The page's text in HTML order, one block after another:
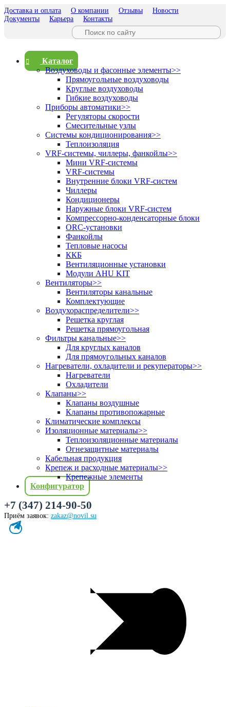
Доставка и оплата О компании Отзывы
Новости
Документы
Карьера Контакты
Каталог
Воздуховоды и фасонные элементы>>
Прямоугольные воздуховоды
Круглые воздуховоды
Гибкие воздуховоды
Приборы автоматики>>
Регуляторы скорости
Смесительные узлы
Системы кондиционирования>>
Теплоизоляция
VRF-системы, чиллеры, фанкойлы>>
Мини VRF-системы
VRF-системы
Внутренние блоки VRF-систем
Чиллеры
Кондиционеры
Наружные блоки VRF-систем
Компрессорно-конденсаторные блоки
ORC-установки
Фанкойлы
Тепловые насосы
ККБ
Вентиляционные установки
Модули AHU KIT
Вентиляторы>>
Вентиляторы канальные
Комплектующие
Воздухораспределители>>
Решетка круглая
Решетка прямоугольная
Фильтры канальные>>
Для круглых каналов
Для прямоугольных каналов
Нагреватели, охладители и рекуператоры>>
Нагреватели
Охладители
Клапаны>>
Клапаны воздушные
Клапаны противопожарные
Климатические комплексы
Изоляционные материалы>>
Теплоизоляционные материалы
Огнезащитные материалы
Кабельная продукция
Крепеж и расходные материалы>>
Крепежные элементы
Конфигуратор
+7 (347) 214-90-50
Приём заявок: zakaz@novil.su